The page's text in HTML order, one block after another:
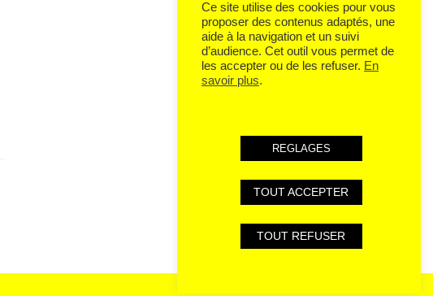
Ce site utilise des cookies pour vous
proposer des contenus adaptés, une
aide à la navigation et un suivi
d’audience. Cet outil vous permet de
les accepter ou de les refuser. En
savoir plus.
REGLAGES
TOUT ACCEPTER
TOUT REFUSER